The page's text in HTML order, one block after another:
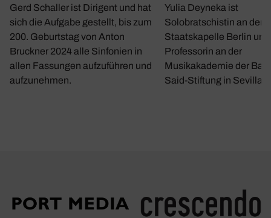
Gerd Schaller ist Dirigent und hat
sich die Aufgabe gestellt, bis zum
200. Geburtstag von Anton
Bruckner 2024 alle Sinfonien in
allen Fassungen aufzuführen und
aufzunehmen.
Yulia Deyneka ist
Solobratschistin an der
Staatskapelle Berlin und
Professorin an der
Musikakademie der
Said-Stiftung in Sevilla.